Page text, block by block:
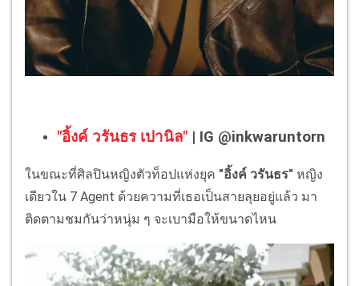
"อิ้งค์ วรันธร เปานิล" | IG @inkwaruntorn
ในขณะที่ศิลปินหญิงตัวท็อปแห่งยุค "อิ้งค์ วรันธร" หญิง
เดียวใน 7 Agent ด้วยความที่เธอเป็นสายลุยอยู่แล้ว มา
ติดตามชมกันว่าหนุ่ม ๆ จะเบามือให้ขนาดไหน